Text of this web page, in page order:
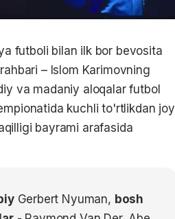
futboli bilan ilk bor bevosita
– Islom Karimovning
va madaniy aloqalar futbol
kuchli to'rtlikdan joy
bayrami arafasida
Gerbert Nyuman, bosh